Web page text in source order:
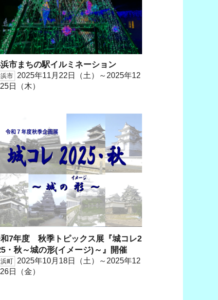
市まちの駅イルミネーション
市 2025年11月22日（土）～2025年12
日（木）
7年度 秋季トピックス展『城コレ2
・秋～城の形(イメージ)～』開催
町 2025年10月18日（土）～2025年12
日（金）